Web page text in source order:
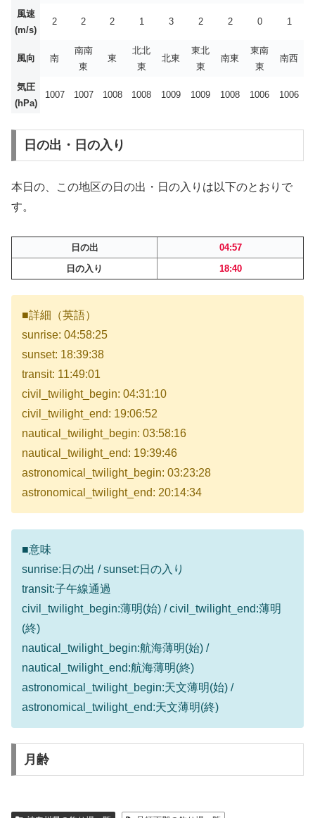
風速
(m/s)
2 2 2 1 3 2 2 0 1
風向 南
南南
東
東
北北
東
北東
東北
東
南東
東南
東
南西
気圧
(hPa)
1007 1007 1008 1008 1009 1009 1008 1006 1006
日の出・日の入り
本日の、この地区の日の出・日の入りは以下のとおりで
す。
日の出
04:57
日の入り
18:40
■詳細（英語）
sunrise: 04:58:25
sunset: 18:39:38
transit: 11:49:01
civil_twilight_begin: 04:31:10
civil_twilight_end: 19:06:52
nautical_twilight_begin: 03:58:16
nautical_twilight_end: 19:39:46
astronomical_twilight_begin: 03:23:28
astronomical_twilight_end: 20:14:34
■意味
sunrise:日の出 / sunset:日の入り
transit:子午線通過
civil_twilight_begin:薄明(始) / civil_twilight_end:薄明
(終)
nautical_twilight_begin:航海薄明(始) /
nautical_twilight_end:航海薄明(終)
astronomical_twilight_begin:天文薄明(始) /
astronomical_twilight_end:天文薄明(終)
月齢